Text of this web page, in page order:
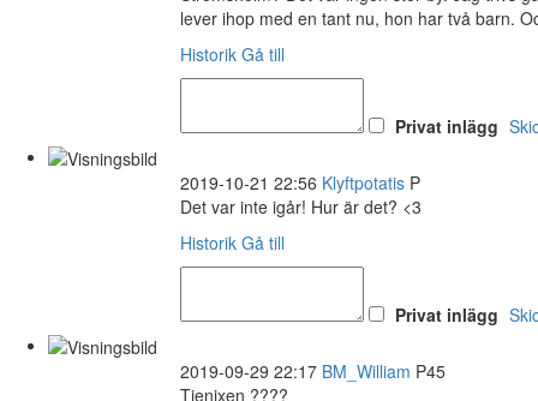
lever ihop med en tant nu, hon har två barn.
Historik Gå till
Privat inlägg
2019-10-21 22:56 Klyftpotatis P
Det var inte igår! Hur är det? <3
Historik Gå till
Privat inlägg
2019-09-29 22:17 BM_William P45
Tjenixen ????